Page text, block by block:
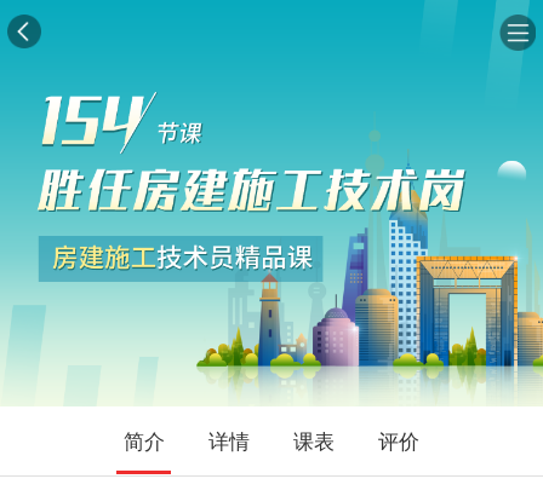
简介 详情 课表 评价